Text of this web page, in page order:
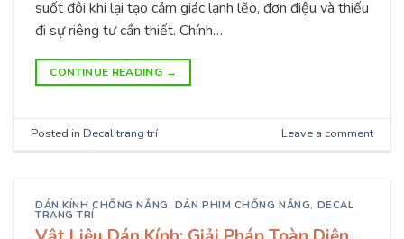
suốt đôi khi lại tạo cảm giác lạnh lẽo, đơn điệu và thiếu
đi sự riêng tư cần thiết. Chính…
CONTINUE READING →
Posted in Decal trang trí Leave a comment
DÁN KÍNH CHỐNG NẮNG , DÁN PHIM CHỐNG NẮNG, DECAL
TRANG TRÍ